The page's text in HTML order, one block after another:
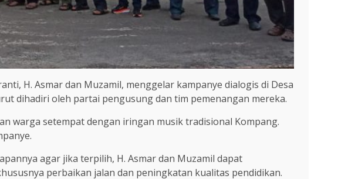
H. Asmar dan Muzamil, menggelar kampanye dialogis di Desa
dihadiri oleh partai pengusung dan tim pemenangan mereka.
warga setempat dengan iringan musik tradisional Kompang.
agar jika terpilih, H. Asmar dan Muzamil dapat
perbaikan jalan dan peningkatan kualitas pendidikan.